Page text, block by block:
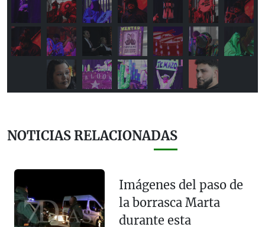
NOTICIAS RELACIONADAS
Imágenes del paso de
la borrasca Marta
durante esta